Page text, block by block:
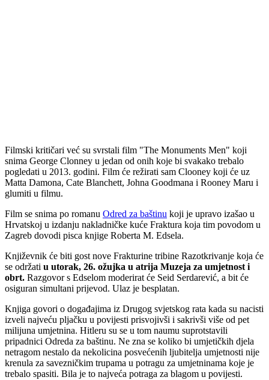
Filmski kritičari već su svrstali film "The Monuments Men" koji
snima George Clonney u jedan od onih koje bi svakako trebalo
pogledati u 2013. godini. Film će režirati sam Clooney koji će uz
Matta Damona, Cate Blanchett, Johna Goodmana i Rooney Maru i
glumiti u filmu.
Film se snima po romanu Odred za baštinu koji je upravo izašao u
Hrvatskoj u izdanju nakladničke kuće Fraktura koja tim povodom u
Zagreb dovodi pisca knjige Roberta M. Edsela.
Književnik će biti gost nove Frakturine tribine Razotkrivanje koja će
se održati u utorak, 26. ožujka u atrija Muzeja za umjetnost i
obrt. Razgovor s Edselom moderirat će Seid Serdarević, a bit će
osiguran simultani prijevod. Ulaz je besplatan.
Knjiga govori o događajima iz Drugog svjetskog rata kada su nacisti
izveli najveću pljačku u povijesti prisvojivši i sakrivši više od pet
milijuna umjetnina. Hitleru su se u tom naumu suprotstavili
pripadnici Odreda za baštinu. Ne zna se koliko bi umjetičkih djela
netragom nestalo da nekolicina posvećenih ljubitelja umjetnosti nije
krenula za savezničkim trupama u potragu za umjetninama koje je
trebalo spasiti. Bila je to najveća potraga za blagom u povijesti.